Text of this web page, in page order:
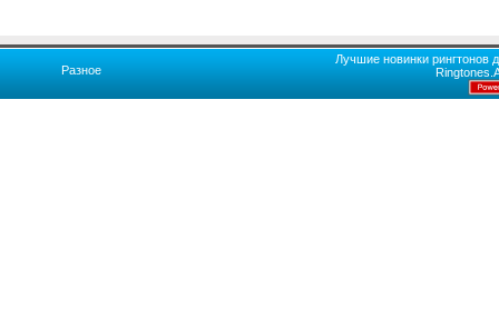
Разное
Лучшие новинки рингтонов